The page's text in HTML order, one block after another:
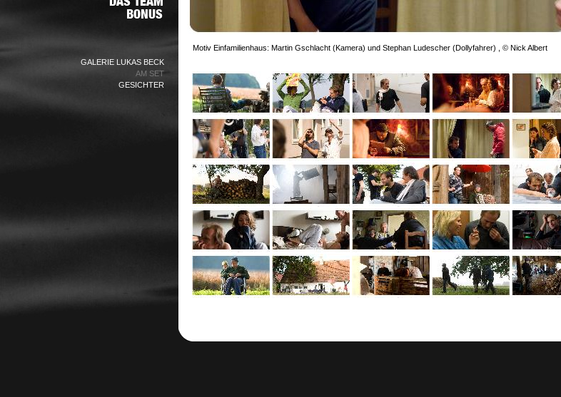
GALERIE LUKAS BECK
AM SET
GESICHTER
Motiv Einfamilienhaus: Martin Gschlacht (Kamera) und Stephan Ludescher (Dollyfahrer) , © Nick Albert